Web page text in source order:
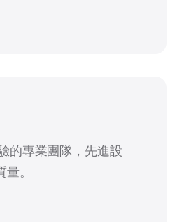
的專業團隊，先進設
。